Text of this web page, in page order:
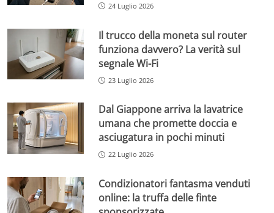
24 Luglio 2026
Il trucco della moneta sul router
funziona davvero? La verità sul
segnale Wi-Fi
23 Luglio 2026
Dal Giappone arriva la lavatrice
umana che promette doccia e
asciugatura in pochi minuti
22 Luglio 2026
Condizionatori fantasma venduti
online: la truffa delle finte